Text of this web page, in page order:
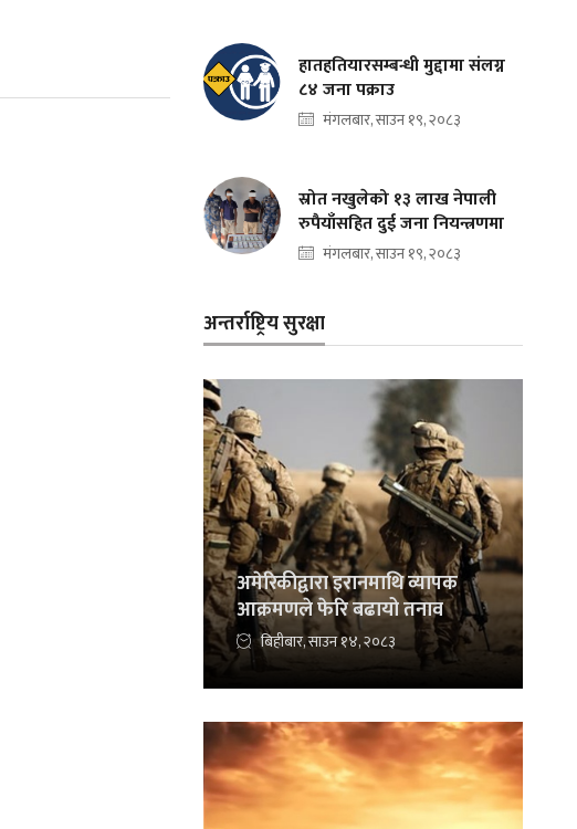
हातहतियारसम्बन्धी मुद्दामा संलग्न
८४ जना पक्राउ
मंगलबार, साउन १९, २०८३
स्रोत नखुलेको १३ लाख नेपाली
रुपैयाँसहित दुई जना नियन्त्रणमा
मंगलबार, साउन १९, २०८३
अन्तर्राष्ट्रिय सुरक्षा
अमेरिकीद्वारा इरानमाथि व्यापक
आक्रमणले फेरि बढायो तनाव
बिहीबार, साउन १४, २०८३